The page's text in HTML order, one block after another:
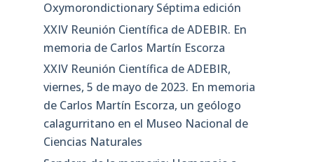
Oxymorondictionary Séptima edición
XXIV Reunión Científica de ADEBIR. En
memoria de Carlos Martín Escorza
XXIV Reunión Científica de ADEBIR,
viernes, 5 de mayo de 2023. En memoria
de Carlos Martín Escorza, un geólogo
calagurritano en el Museo Nacional de
Ciencias Naturales